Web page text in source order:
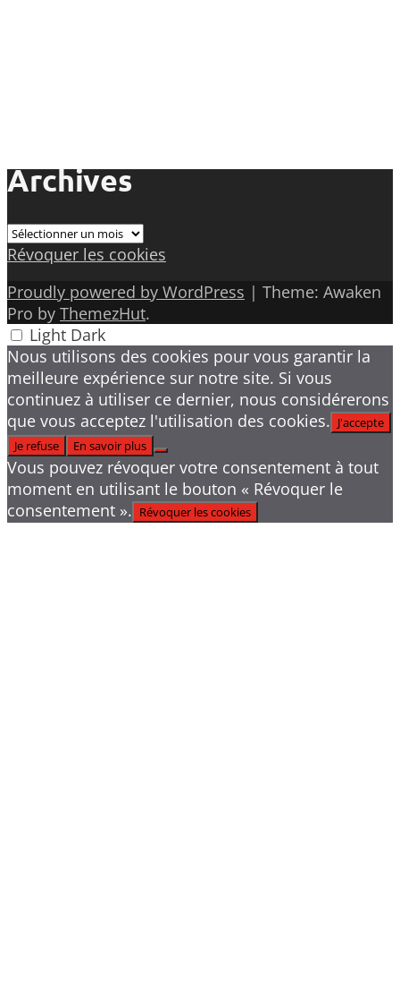
Archives
Archives
Révoquer les cookies
Proudly powered by WordPress | Theme: Awaken
Pro by ThemezHut.
Light Dark
Nous utilisons des cookies pour vous garantir la
meilleure expérience sur notre site. Si vous
continuez à utiliser ce dernier, nous considérerons
que vous acceptez l'utilisation des cookies. J'accepte
Je refuse
En savoir plus
Vous pouvez révoquer votre consentement à tout
moment en utilisant le bouton « Révoquer le
consentement ». Révoquer les cookies